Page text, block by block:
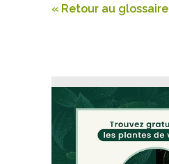
« Retour au glossaire